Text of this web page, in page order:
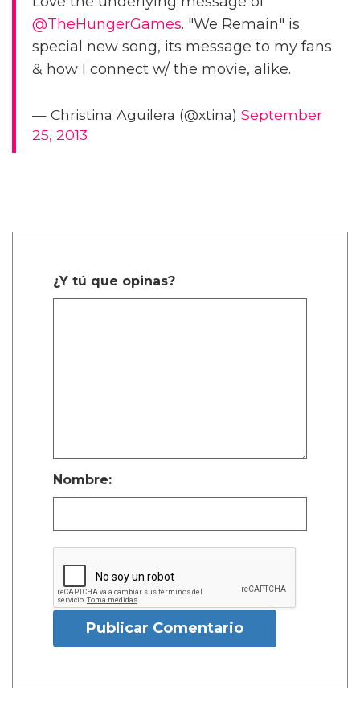
@TheHungerGames. "We Remain" is
special new song, its message to my fans
& how I connect w/ the movie, alike.
— Christina Aguilera (@xtina) September
25, 2013
¿Y tú que opinas?
Nombre:
Publicar Comentario